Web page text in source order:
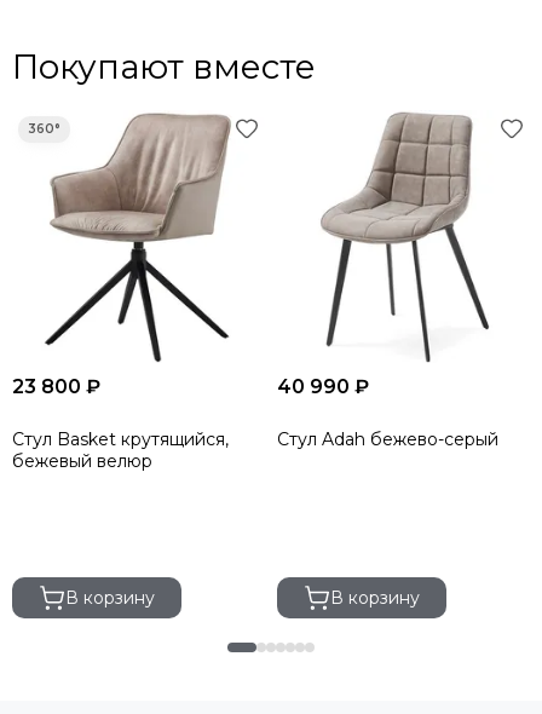
Покупают вместе
23 800 ₽
Стул Basket крутящийся,
бежевый велюр
В корзину
40 990 ₽
Стул Adah бежево-серый
В корзину